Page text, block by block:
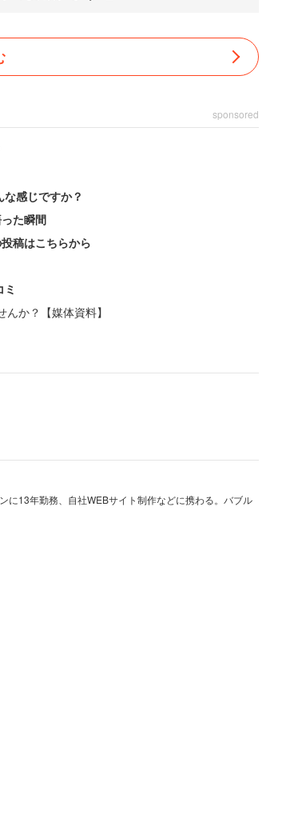
所にです。施設敷地内の駐車場とも呼べ
なら無料で使わせてあげればいいとも
ナスの査定に響きます。忘年会、新年
sponsored
感じですか？
た瞬間
稿はこちらから
か？【媒体資料】
に13年勤務、自社WEBサイト制作などに携わる。バブル